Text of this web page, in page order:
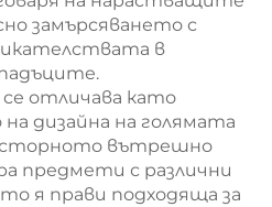
замърсяването с
в
отличава като
дизайна на голямата
вътрешно
предмети с различни
я прави подходяща за